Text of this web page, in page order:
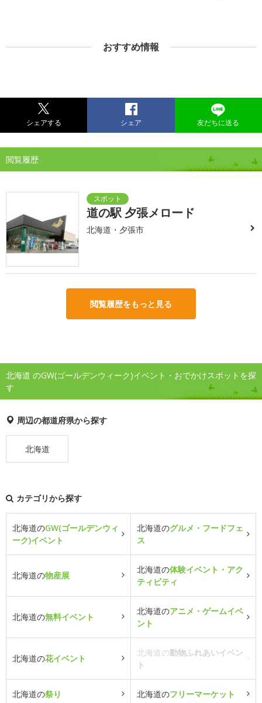
おすすめ情報
シェアする シェア 友だちに送る
閲覧履歴
道の駅 夕張メロード
北海道・夕張市
閲覧履歴をもっと見る
北海道 のGW(ゴールデンウィーク)イベント・おでかけスポットを探
す
周辺の都道府県から探す
北海道
カテゴリから探す
北海道のGW(ゴールデンウィ
ーク)イベント
北海道のグルメ・フードフェ
ス
北海道の物産展
北海道の体験イベント・アク
ティビティ
北海道の無料イベント
北海道のアニメ・ゲームイベ
ント
北海道の花イベント
北海道の動物ふれあいイベン
ト
北海道の祭り 北海道のフリーマーケット